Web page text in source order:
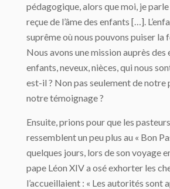
pédagogique, alors que moi, je
reçue de l’âme des enfants […].
suprême où nous pouvons puiser la
Nous avons une mission auprès
enfants, neveux, nièces, qui nous
est-il ? Non pas seulement de notre
notre témoignage ?
Ensuite, prions pour que les
ressemblent un peu plus au « Bon
quelques jours, lors de son voyage
pape Léon XIV a osé exhorter les
l’accueillaient : « Les autorités sont